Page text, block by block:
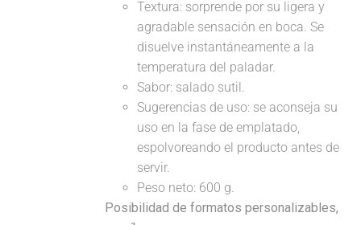
Textura: sorprende por su ligera y
agradable sensación en boca. Se
disuelve instantáneamente a la
temperatura del paladar.
Sabor: salado sutil.
Sugerencias de uso: se aconseja su
uso en la fase de emplatado,
espolvoreando el producto antes de
servir.
Peso neto: 600 g.
Posibilidad de formatos personalizables,